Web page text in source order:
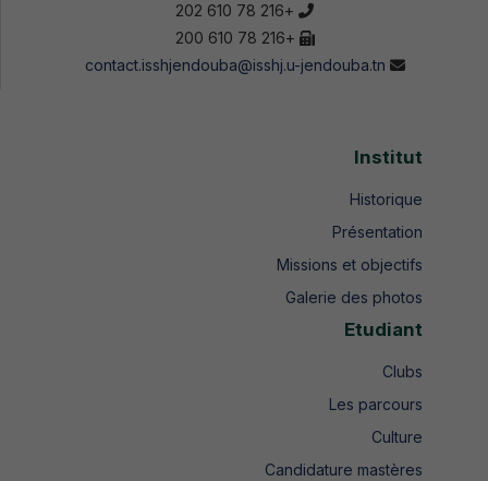
+216 78 610 202
+216 78 610 200
contact.isshjendouba@isshj.u-jendouba.tn
Institut
Historique
Présentation
Missions et objectifs
Galerie des photos
Etudiant
Clubs
Les parcours
Culture
Candidature mastères